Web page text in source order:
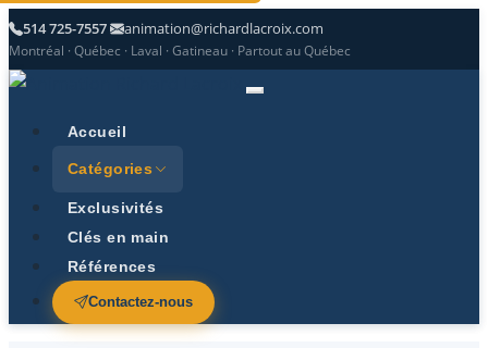
514 725-7557 animation@richardlacroix.com
Montréal · Québec · Laval · Gatineau · Partout au Québec
Accueil
Catégories
Exclusivités
Clés en main
Références
Contactez-nous